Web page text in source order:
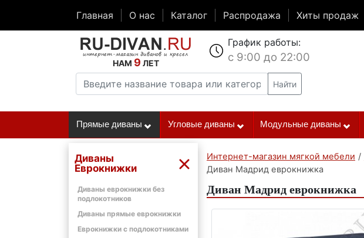
Главная О нас Каталог Распродажа Хиты продаж
НАМ 9 ЛЕТ
График работы:
с 9:00 до 22:00
Найти
Прямые диваны Угловые диваны Модульные диваны
Диваны
Еврокнижки
Диваны еврокнижки без
подлокотников
Диваны прямые еврокнижки
Еврокнижки с подлокотниками
Интернет-магазин мягкой мебели /
Диван Мадрид еврокнижка
Диван Мадрид еврокнижка